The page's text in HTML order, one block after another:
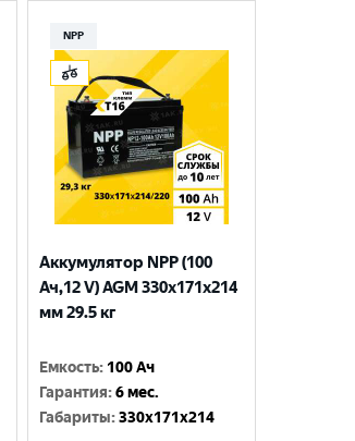
NPP
Аккумулятор NPP (100
Ач,12 V) AGM 330x171x214
мм 29.5 кг
Емкость: 100 Ач
Гарантия:6 мес.
Габариты:330x171x214